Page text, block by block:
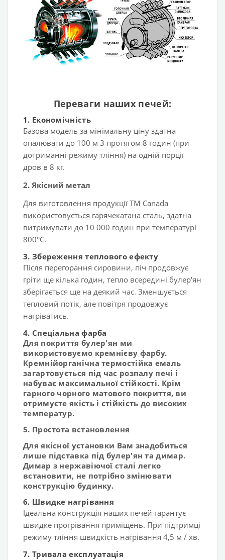
Переваги наших печей:
1. Економічність
Базова модель за мінімальну ціну здатна
опалювати до 100 м 3 протягом 8 годин (при
дотриманні режиму тління) на одній порції
дров в 8 кг.
2. Якісний метал
Для виготовлення продукції ТМ Canada
використовується гарячекатана сталь, здатна
витримувати до 10 000 годин при температурі
800°C.
3. Збереження теплового ефекту
Після перегорання сировини, піч продовжує
гріти ще кілька годин, тепло всередині булер'ян
зберігається ще на деякий час. Зменшується
тепловий потік, але повітря продовжує
нагріватись.
4. Спеціальна фарба
Для покриття булер'ян ми
використовуємо кремнієву фарбу.
Кремнійорганічна термостійка емаль
загартовується під час розпалу печі і
набуває максимальної стійкості. Крім
гарного чорного матового покриття, ви
отримуєте якість і стійкість до високих
температур.
5. Простота встановлення
Для якісної установки Вам знадобиться
лише підставка під булер'ян та димар.
Димар з нержавіючої сталі легко
встановити, не потрібно змінювати
конструкцію будинку.
6. Швидке нагрівання
Ідеальна конструкція наших печей гарантує
швидке прогрівання приміщень. При підтримці
режиму тління швидкість нагрівання 4,5 м / хв.
7. Тривала експлуатація